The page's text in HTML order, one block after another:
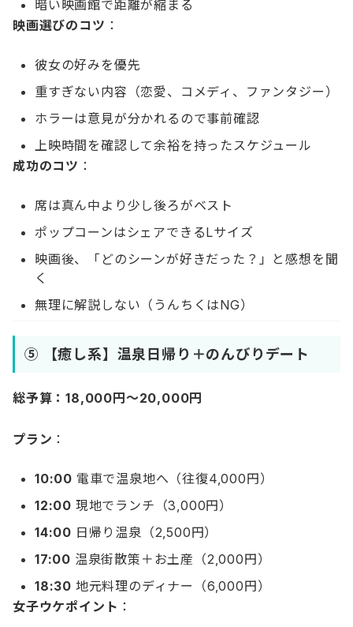
暗い映画館で距離が縮まる
映画選びのコツ ：
彼女の好みを優先
重すぎない内容（恋愛、コメディ、ファンタジー）
ホラーは意見が分かれるので事前確認
上映時間を確認して余裕を持ったスケジュール
成功のコツ ：
席は真ん中より少し後ろがベスト
ポップコーンはシェアできるLサイズ
映画後、「どのシーンが好きだった？」と感想を聞
く
無理に解説しない（うんちくはNG）
⑤ 【癒し系】温泉日帰り＋のんびりデート
総予算：18,000円〜20,000円
プラン ：
10:00 電車で温泉地へ（往復4,000円）
12:00 現地でランチ（3,000円）
14:00 日帰り温泉（2,500円）
17:00 温泉街散策＋お土産（2,000円）
18:30 地元料理のディナー（6,000円）
女子ウケポイント ：